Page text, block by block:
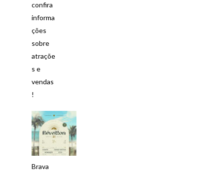
confira
informa
ções
sobre
atraçõe
s e
vendas
!
Brava